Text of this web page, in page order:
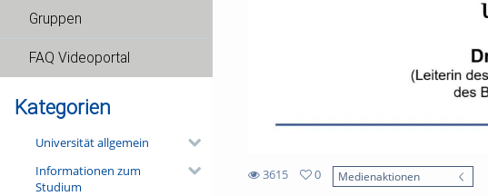
Gruppen
FAQ Videoportal
Kategorien
Universität allgemein
Informationen zum
Studium
3615
0
Medienaktionen